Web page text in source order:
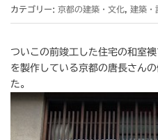
カテゴリー: 京都の建築・文化 建築・
ついこの前竣工した住宅の和室
を製作している京都の唐長さん
た。